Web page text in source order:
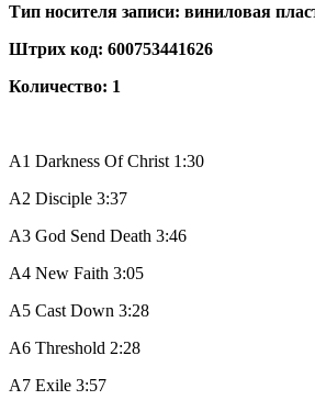
Тип носителя записи: виниловая
Штрих код: 600753441626
Количество: 1
A1 Darkness Of Christ 1:30
A2 Disciple 3:37
A3 God Send Death 3:46
A4 New Faith 3:05
A5 Cast Down 3:28
A6 Threshold 2:28
A7 Exile 3:57